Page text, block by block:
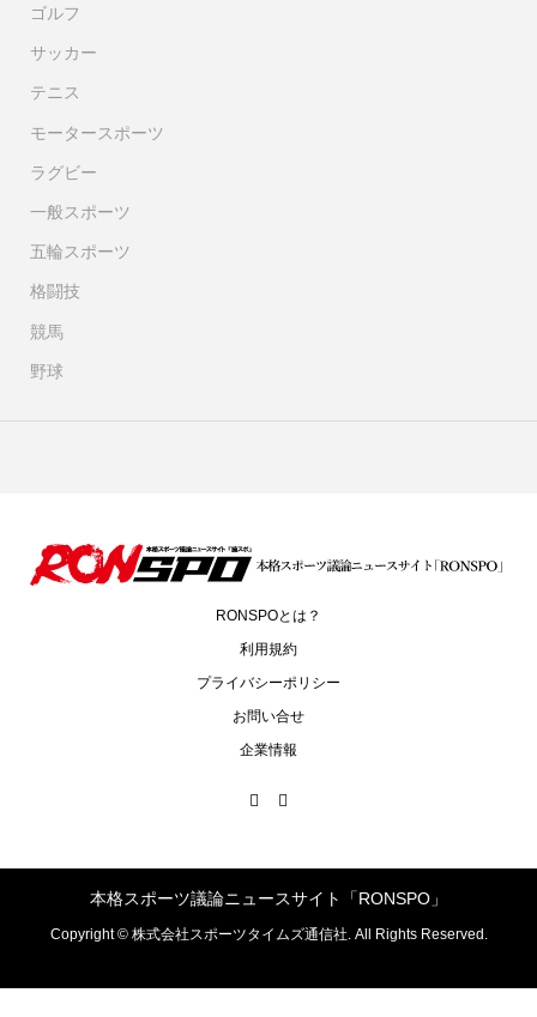
ゴルフ
サッカー
テニス
モータースポーツ
ラグビー
一般スポーツ
五輪スポーツ
格闘技
競馬
野球
RONSPOとは？
利用規約
プライバシーポリシー
お問い合せ
企業情報
本格スポーツ議論ニュースサイト「RONSPO」
Copyright ©株式会社スポーツタイムズ通信社. All Rights Reserved.